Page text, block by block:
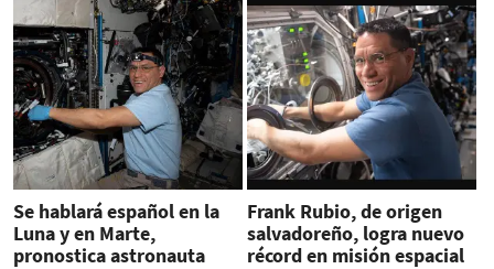
Se hablará español en la
Luna y en Marte,
pronostica astronauta
Frank Rubio, de origen
salvadoreño, logra nuevo
récord en misión espacial